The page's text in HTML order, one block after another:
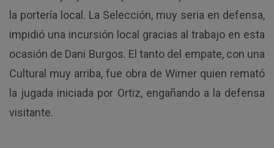
la portería local. La Selección, muy seria en defensa,
impidió una incursión local gracias al trabajo en esta
ocasión de Dani Burgos. El tanto del empate, con una
Cultural muy arriba, fue obra de Wirner quien remató
la jugada iniciada por Ortiz, engañando a la defensa
visitante.